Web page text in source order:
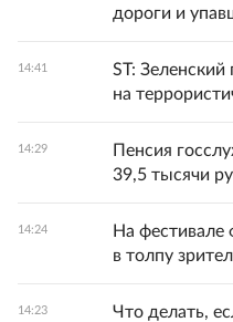
дороги и
14:41
ST: Зеленский
на
14:29
Пенсия
39,5 тысячи
14:24
На фестивале
в толпу
14:23
Что делать,